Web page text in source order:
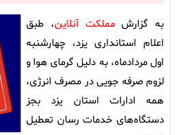
به گزارشمملکت آنلاین، طبق
اعلام استانداری یزد، چهارشنبه
اول مردادماه، به دلیل گرمای هوا و
لزوم صرفه جویی در مصرف انرژی،
همه ادارات استان یزد بجز
دستگاه‌های خدمات رسان تعطیل